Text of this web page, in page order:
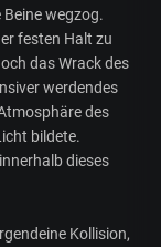
wegzog.
festen Halt zu
das Wrack des
werdendes
des
bildete.
dieses
Kollision,